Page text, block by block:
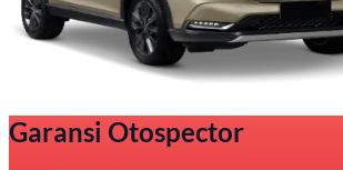
Garansi Otospector